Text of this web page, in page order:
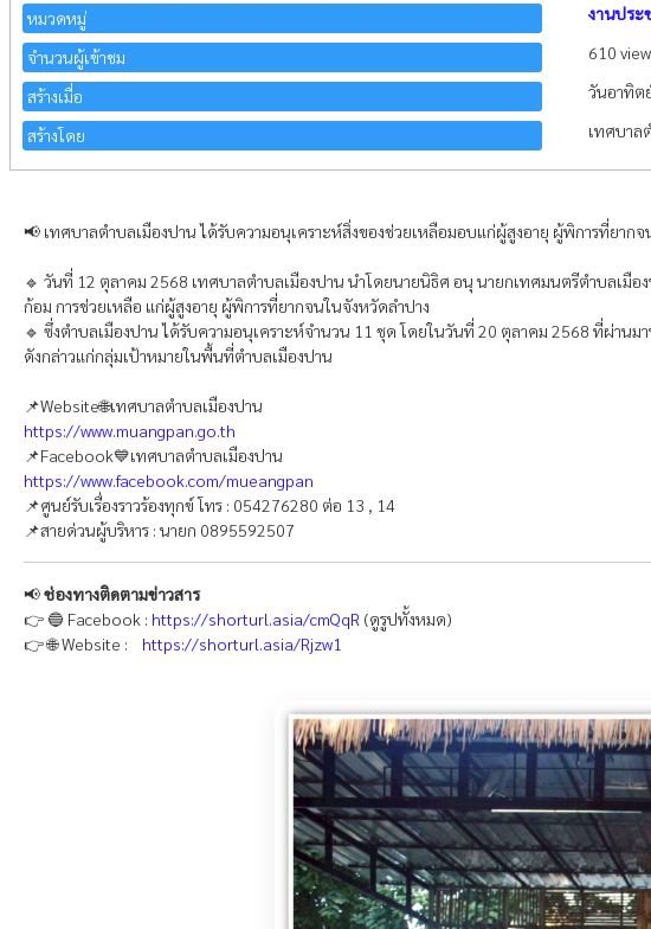
หมวดหมู่ งานประ
จำนวนผู้เข้าชม 610
สร้างเมื่อ วันอาทิต
สร้างโดย เทศบาล
📢 เทศบาลตำบลเมืองปาน ได้รับความอนุเคราะห์สิ่งของช่วยเหลือมอบแก่ผู้สูงอายุ ผู้พิการที่ยาก
🔹 วันที่ 12 ตุลาคม 2568 เทศบาลตำบลเมืองปาน นำโดยนายนิธิศ อนุ นายกเทศมนตรีตำบลเมื
ก้อม การช่วยเหลือ แก่ผู้สูงอายุ ผู้พิการที่ยากจนในจังหวัดลำปาง
🔹 ซึ่งตำบลเมืองปาน ได้รับความอนุเคราะห์จำนวน 11 ชุด โดยในวันที่ 20 ตุลาคม 2568 ที่ผ่า
ดังกล่าวแก่กลุ่มเป้าหมายในพื้นที่ตำบลเมืองปาน
📌Website🌐เทศบาลตำบลเมืองปาน
https://www.muangpan.go.th
📌Facebook💙เทศบาลตำบลเมืองปาน
https://www.facebook.com/mueangpan
📌ศูนย์รับเรื่องราวร้องทุกข์ โทร : 054276280 ต่อ 13 , 14
📌สายด่วนผู้บริหาร : นายก 0895592507
📢ช่องทางติดตามข่าวสาร
👉 🔵 Facebook : https://shorturl.asia/cmQqR (ดูรูปทั้งหมด)
👉 🌐 Website : https://shorturl.asia/Rjzw1